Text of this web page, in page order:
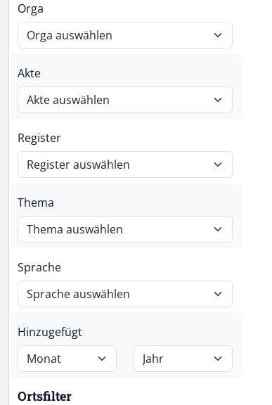
Orga
Akte
Register
Thema
Sprache
Hinzugefügt
Ortsfilter